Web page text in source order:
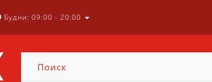
Будни: 09:00 - 20:00